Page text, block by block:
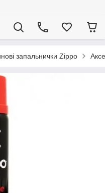
запальнички Zippo